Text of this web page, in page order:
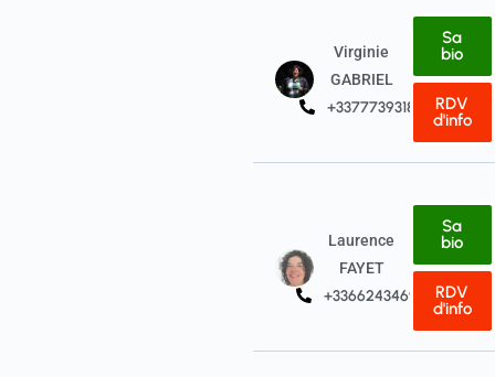
Virginie
GABRIEL
+33777393187
Sa
bio
RDV
d'info
Laurence
FAYET
+33662434697
Sa
bio
RDV
d'info